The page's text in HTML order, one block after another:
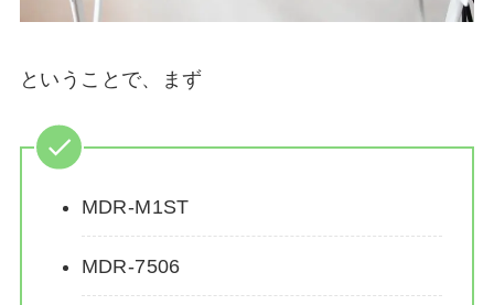
ということで、まず
MDR-M1ST
MDR-7506